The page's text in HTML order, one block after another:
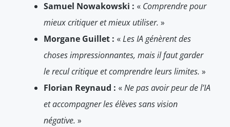
Samuel Nowakowski : « Comprendre pour
mieux critiquer et mieux utiliser. »
Morgane Guillet : «Les IA génèrent des
choses impressionnantes, mais il faut garder
le recul critique et comprendre leurs limites. »
Florian Reynaud : «Ne pas avoir peur de l’IA
et accompagner les élèves sans vision
négative. »